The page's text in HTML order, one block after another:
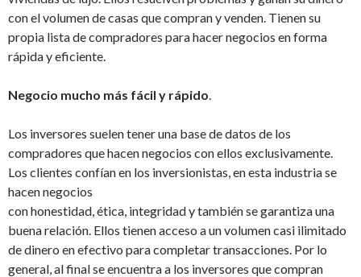
con el volumen de casas que compran y venden. Tienen su
propia lista de compradores para hacer negocios en forma
rápida y eficiente.
Negocio mucho más fácil y rápido.
Los inversores suelen tener una base de datos de los
compradores que hacen negocios con ellos exclusivamente.
Los clientes confían en los inversionistas, en esta industria se
hacen negocios
con honestidad, ética, integridad y también se garantiza una
buena relación. Ellos tienen acceso a un volumen casi ilimitado
de dinero en efectivo para completar transacciones. Por lo
general, al final se encuentra a los inversores que compran